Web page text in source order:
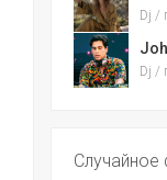
Dj /
Dj /
Случайное